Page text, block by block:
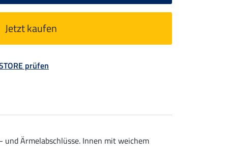
Jetzt kaufen
prüfen
Ärmelabschlüsse. Innen mit weichem